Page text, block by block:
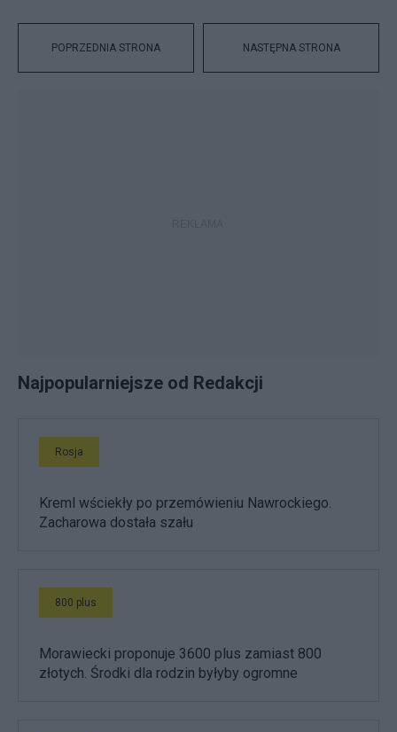
POPRZEDNIA STRONA NASTĘPNA STRONA
Najpopularniejsze od Redakcji
Rosja
Kreml wściekły po przemówieniu Nawrockiego.
Zacharowa dostała szału
800 plus
Morawiecki proponuje 3600 plus zamiast 800
złotych. Środki dla rodzin byłyby ogromne